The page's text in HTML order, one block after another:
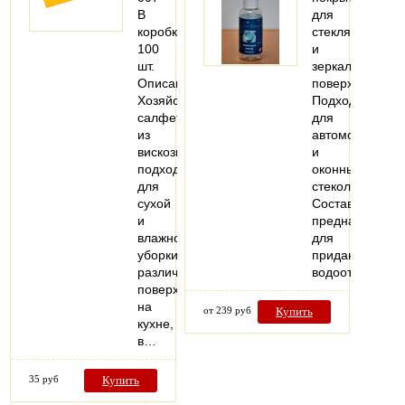
В
коробке:
100
шт.
Описание:
Хозяйственные
салфетки
из
вискозы
подходят
для
сухой
и
влажной
уборки
различных
поверхностей
на
кухне,
в…
35 руб Купить
для
стеклянных
и
зеркальных
поверхностей.
Подходит
для
автомобильных
и
оконных
стекол.
Состав
предназначен
для
придания
от 239 руб Купить